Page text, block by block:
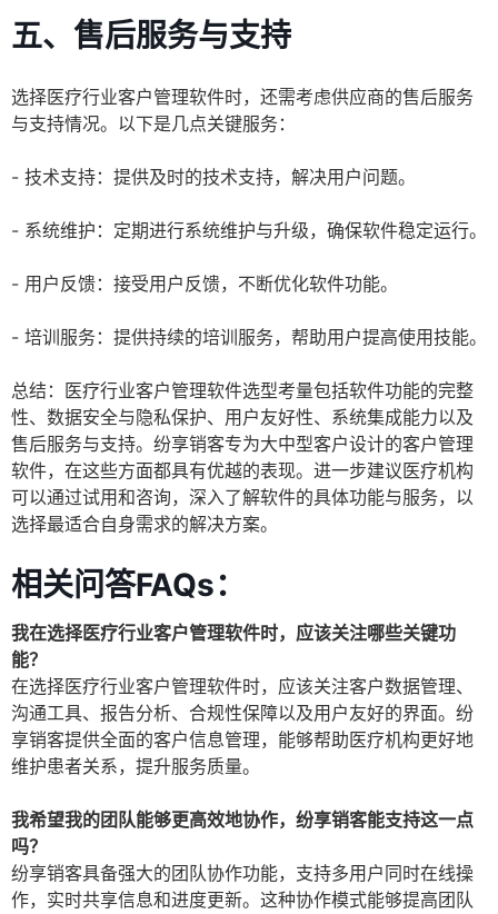
五、售后服务与支持
选择医疗行业客户管理软件时，还需考虑供应商的售后服务
与支持情况。以下是几点关键服务：
- 技术支持：提供及时的技术支持，解决用户问题。
- 系统维护：定期进行系统维护与升级，确保软件稳定运行。
- 用户反馈：接受用户反馈，不断优化软件功能。
- 培训服务：提供持续的培训服务，帮助用户提高使用技能。
总结：医疗行业客户管理软件选型考量包括软件功能的完整
性、数据安全与隐私保护、用户友好性、系统集成能力以及
售后服务与支持。纷享销客专为大中型客户设计的客户管理
软件，在这些方面都具有优越的表现。进一步建议医疗机构
可以通过试用和咨询，深入了解软件的具体功能与服务，以
选择最适合自身需求的解决方案。
相关问答FAQs：
我在选择医疗行业客户管理软件时，应该关注哪些关键功
能？
在选择医疗行业客户管理软件时，应该关注客户数据管理、
沟通工具、报告分析、合规性保障以及用户友好的界面。纷
享销客提供全面的客户信息管理，能够帮助医疗机构更好地
维护患者关系，提升服务质量。
我希望我的团队能够更高效地协作，纷享销客能支持这一点
吗？
纷享销客具备强大的团队协作功能，支持多用户同时在线操
作，实时共享信息和进度更新。这种协作模式能够提高团队